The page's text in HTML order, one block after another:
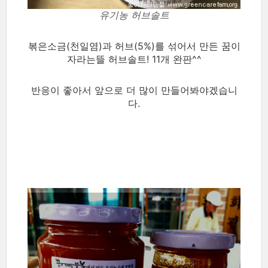
유기농 허브솔트
볶은소금(천일염)과 허브(5%)를 섞어서 만든 꿈이
자라는뜰 허브솔트! 11개 완판^^
반응이 좋아서 앞으로 더 많이 만들어봐야겠습니
다.